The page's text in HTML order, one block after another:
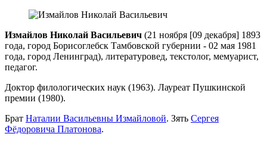
Измайлов Николай Васильевич (21 ноября [09 декабря] 1893
года, город Борисоглебск Тамбовской губернии - 02 мая 1981
года, город Ленинград), литературовед, текстолог, мемуарист,
педагог.
Доктор филологических наук (1963). Лауреат Пушкинской
премии (1980).
Брат Наталии Васильевны Измайловой. Зять Сергея
Фёдоровича Платонова.